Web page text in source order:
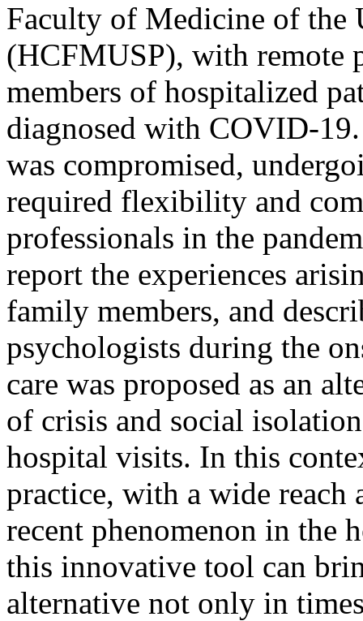
Faculty of Medicine of the
(HCFMUSP), with remote
members of hospitalized
diagnosed with COVID-
was compromised,
required flexibility and
professionals in the
report the experiences
family members, and
psychologists during the
care was proposed as an
of crisis and social
hospital visits. In this
practice, with a wide reach
recent phenomenon in the
this innovative tool can
alternative not only in